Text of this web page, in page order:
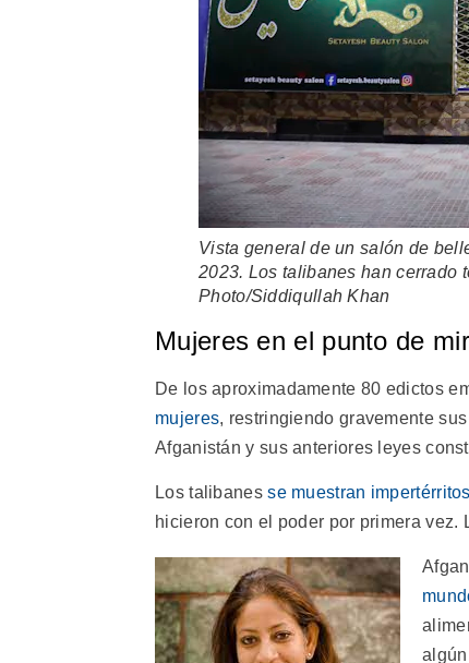
Vista general de un salón de
2023. Los talibanes han cerrado
Photo/Siddiqullah Khan
Mujeres en el punto de
De los aproximadamente 80 edictos
mujeres, restringiendo gravemente
Afganistán y sus anteriores leyes
Los talibanesse muestran impertérritos
hicieron con el poder por primera